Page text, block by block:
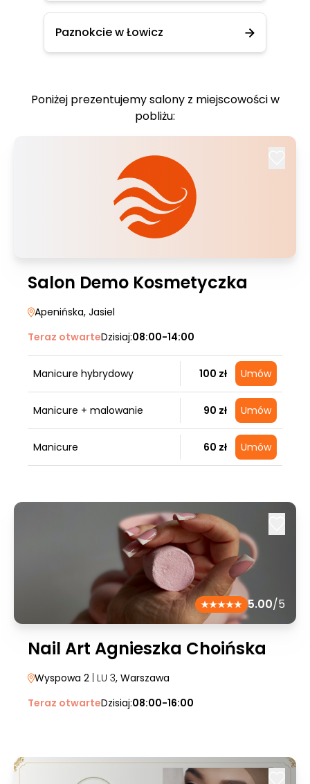
Paznokcie w Łowicz
Poniżej prezentujemy salony z miejscowości w
pobliżu:
Salon Demo Kosmetyczka
Apenińska, Jasiel
Teraz otwarteDzisiaj:08:00-14:00
Manicure hybrydowy 100 zł Umów
Manicure + malowanie 90 zł Umów
Manicure 60 zł Umów
5.00/5
Nail Art Agnieszka Choińska
Wyspowa 2 | LU 3, Warszawa
Teraz otwarteDzisiaj:08:00-16:00